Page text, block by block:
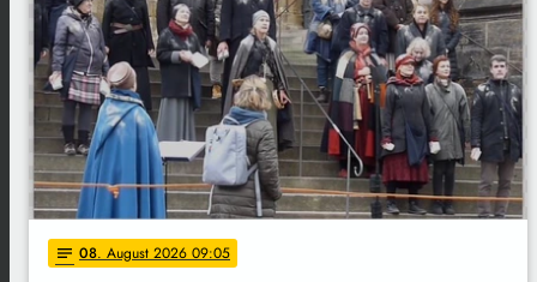
notes 08. August 2026 09:05